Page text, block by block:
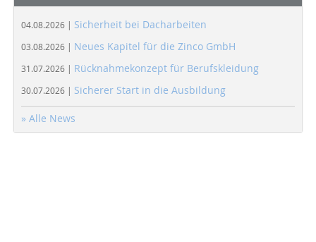
04.08.2026 | Sicherheit bei Dacharbeiten
03.08.2026 | Neues Kapitel für die Zinco GmbH
31.07.2026 | Rücknahmekonzept für Berufskleidung
30.07.2026 | Sicherer Start in die Ausbildung
» Alle News